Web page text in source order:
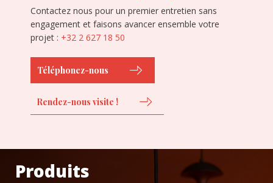
Contactez nous pour un premier entretien sans
engagement et faisons avancer ensemble votre
projet : +32 2 627 18 50
Téléphonez-nous
Rendez-nous visite !
Produits